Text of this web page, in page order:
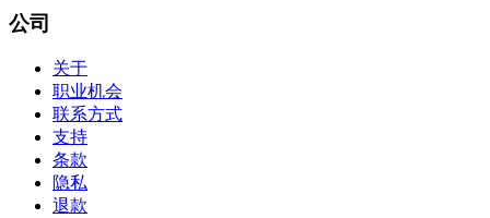
公司
关于
职业机会
联系方式
支持
条款
隐私
退款